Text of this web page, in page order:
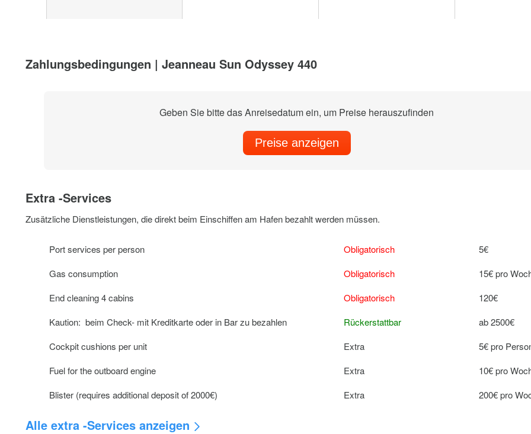
Zahlungsbedingungen | Jeanneau Sun Odyssey 440
Geben Sie bitte das Anreisedatum ein, um Preise herauszufinden
Preise anzeigen
Extra -Services
Zusätzliche Dienstleistungen, die direkt beim Einschiffen am Hafen bezahlt werden müssen.
Port services per person Obligatorisch
5€
Gas consumption
Obligatorisch
15€ pro
End cleaning 4 cabins
Obligatorisch
120€
Kaution: beim Check- mit Kreditkarte oder in Bar zu bezahlen
Rückerstattbar
ab 2500€
Cockpit cushions per unit
Extra
5€ pro
Fuel for the outboard engine
Extra
10€ pro
Blister (requires additional deposit of 2000€)
Extra 200€ pro
Alle extra -Services anzeigen